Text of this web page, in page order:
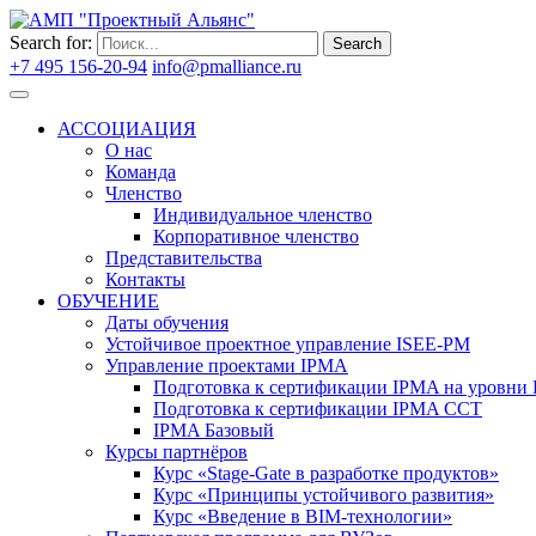
Search for: Search
+7 495 156-20-94 info@pmalliance.ru
АССОЦИАЦИЯ
О нас
Команда
Членство
Индивидуальное членство
Корпоративное членство
Представительства
Контакты
ОБУЧЕНИЕ
Даты обучения
Устойчивое проектное управление ISEE-PM
Управление проектами IPMA
Подготовка к сертификации IPMA на уровни
Подготовка к сертификации IPMA CCT
IPMA Базовый
Курсы партнёров
Курс «Stage-Gate в разработке продуктов»
Курс «Принципы устойчивого развития»
Курс «Введение в BIM-технологии»